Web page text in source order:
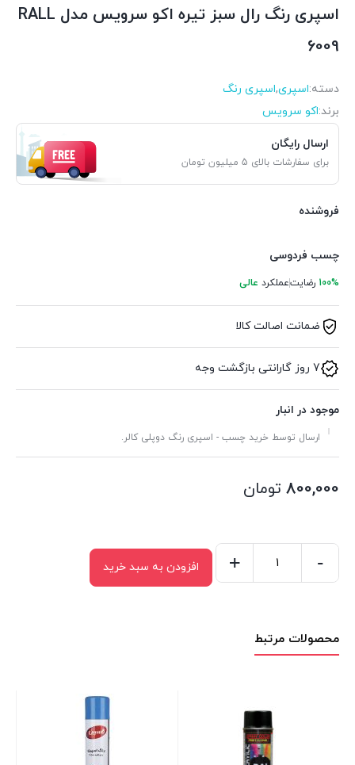
اسپری رنگ رال سبز تیره اکو سرویس مدل RALL
6009
دسته:اسپری,اسپری رنگ
برند:اکو سرویس
ارسال رایگان
برای سفارشات بالای 5 میلیون تومان
فروشنده
چسب فردوسی
100% رضایتعملکرد عالی
ضمانت اصالت کالا
7 روز گارانتی بازگشت وجه
موجود در انبار
ارسال توسط خرید چسب - اسپری رنگ دوپلی کالر.
800,000 تومان
سبز
-
+ افزودن به سبد خرید
محصولات مرتبط